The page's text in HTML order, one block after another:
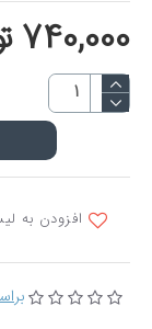
740,000 تومان
افزودن به